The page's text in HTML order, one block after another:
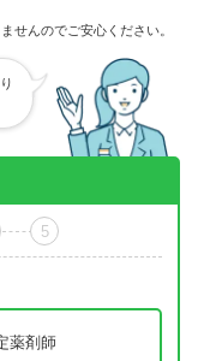
せんのでご安心ください。
5
薬剤師